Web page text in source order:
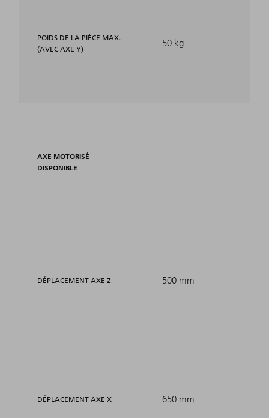
POIDS DE LA PIÈCE MAX.
(AVEC AXE Y)
AXE MOTORISÉ
DISPONIBLE
DÉPLACEMENT AXE Z
DÉPLACEMENT AXE X
50 kg
500 mm
650 mm